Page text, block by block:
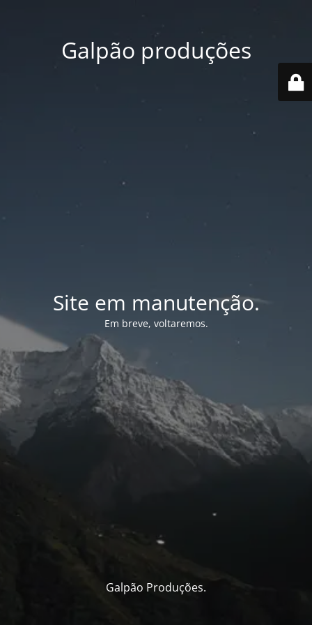
Galpão produções
Site em manutenção.
Em breve, voltaremos.
Galpão Produções.